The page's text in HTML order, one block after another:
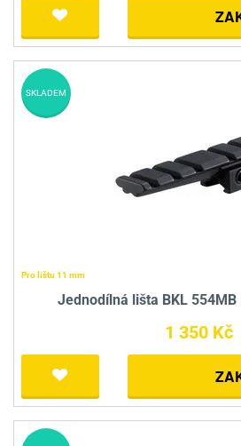
Pro lištu 11 mm
Jednodílná lišta BKL
1 350 Kč
SKLADEM